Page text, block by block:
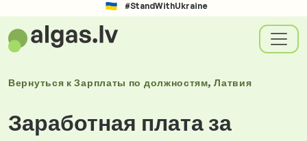
#StandWithUkraine
Вернуться кЗарплаты по должностям, Латвия
Заработная плата за